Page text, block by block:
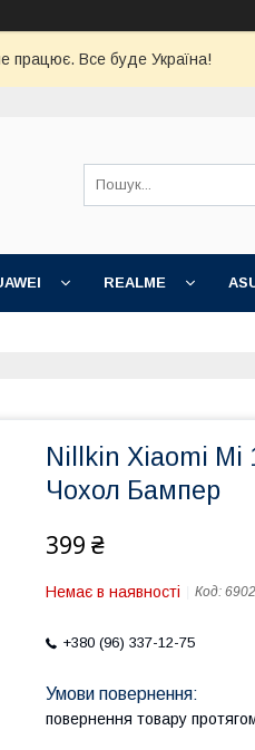
працює. Все буде Україна!
REALME
Nillkin Xiaomi Mi
Чохол Бампер
399 ₴
Немає в наявності Код:
+380 (96) 337-12-75
повернення товару